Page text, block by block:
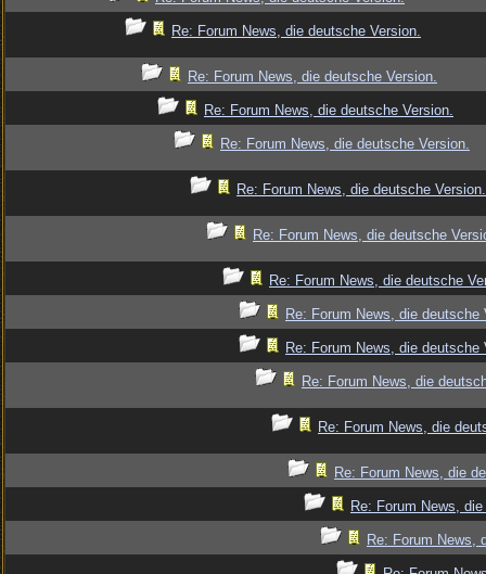
Re: Forum News, die deutsche Version.
Re: Forum News, die deutsche Version.
Re: Forum News, die deutsche Version.
Re: Forum News, die deutsche Version.
Re: Forum News, die deutsche Version.
Re: Forum News, die deutsche
Re: Forum News, die deutsche
Re: Forum News, die deutsche
Re: Forum News, die deutsche
Re: Forum News, die
Re: Forum News, die
Re: Forum News, die
Re: Forum News,
Re: Forum News,